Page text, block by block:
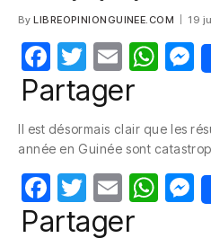
By LIBREOPINIONGUINEE.COM 19
F
a
e
b
o
o
T
w
itt
er
E
m
W
s
A
p
e
e
n
g
Partager
Il est désormais clair que les
année en Guinée sont
F
a
T
w
E
m
W
e
Partager